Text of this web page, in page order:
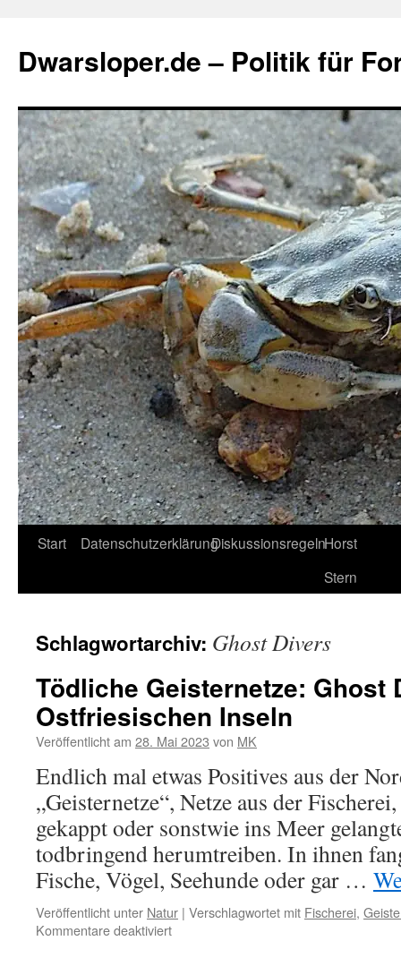
springen
Dwarsloper.de – Politik für
Start DatenschutzerklärungDiskussionsregelnHorst
Stern
Schlagwortarchiv: Ghost Divers
Tödliche Geisternetze: Ghost
Ostfriesischen Inseln
Veröffentlicht am 28. Mai 2023 von MK
Endlich mal etwas Positives aus der
„Geisternetze“, Netze aus der
gekappt oder sonstwie ins Meer
todbringend herumtreiben. In ihnen
Fische, Vögel, Seehunde oder gar …
Veröffentlicht unter Natur | Verschlagwortet mit Fischerei,
Kommentare deaktiviertfür